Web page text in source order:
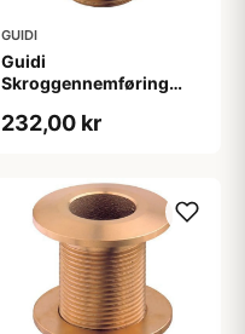
GUIDI
Guidi
Skroggennemføring
65mm
232,00 kr